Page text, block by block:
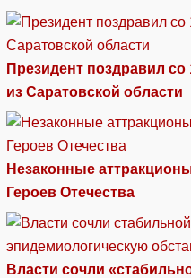
Президент поздравил
из Саратовской области
Незаконные
Героев Отечества
Власти сочли